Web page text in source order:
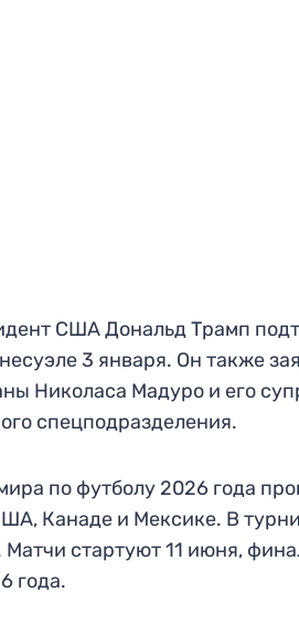
США Дональд Трамп
3 января. Он также
Николаса Мадуро и его
спецподразделения.
по футболу 2026 года
Канаде и Мексике. В
стартуют 11 июня,
года.